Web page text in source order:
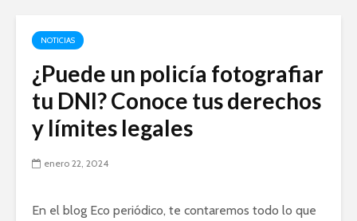
NOTICIAS
¿Puede un policía fotografiar
tu DNI? Conoce tus derechos
y límites legales
enero 22, 2024
En el blog Eco periódico, te contaremos todo lo que